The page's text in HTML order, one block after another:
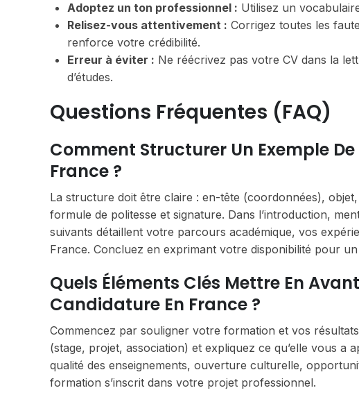
Adoptez un ton professionnel : Utilisez un
Relisez-vous attentivement : Corrigez toutes les
renforce votre crédibilité.
Erreur à éviter : Ne réécrivez pas votre CV dans la
d’études.
Questions Fréquentes (FAQ)
Comment Structurer Un Exemple
France ?
La structure doit être claire : en-tête (coordonnées),
formule de politesse et signature. Dans l’introduction,
suivants détaillent votre parcours académique, vos
France. Concluez en exprimant votre disponibilité pour
Quels Éléments Clés Mettre En
Candidature En France ?
Commencez par souligner votre formation et vos
(stage, projet, association) et expliquez ce qu’elle vous
qualité des enseignements, ouverture culturelle,
formation s’inscrit dans votre projet professionnel.